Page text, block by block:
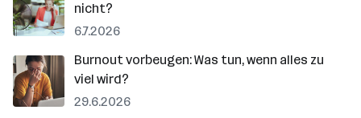
nicht?
6.7.2026
Burnout vorbeugen: Was tun, wenn alles zu
viel wird?
29.6.2026